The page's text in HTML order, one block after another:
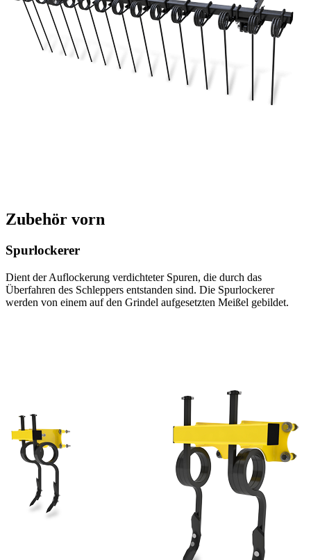
Zubehör vorn
Spurlockerer
Dient der Auflockerung verdichteter Spuren, die durch das
Überfahren des Schleppers entstanden sind. Die Spurlockerer
werden von einem auf den Grindel aufgesetzten Meißel gebildet.